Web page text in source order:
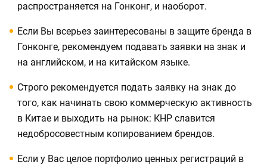
распространяется на Гонконг, и наоборот.
Если Вы всерьез заинтересованы в защите бренда в
Гонконге, рекомендуем подавать заявки на знак и
на английском, и на китайском языке.
Строго рекомендуется подать заявку на знак до
того, как начинать свою коммерческую активность
в Китае и выходить на рынок: КНР славится
недобросовестным копированием брендов.
Если у Вас целое портфолио ценных регистраций в